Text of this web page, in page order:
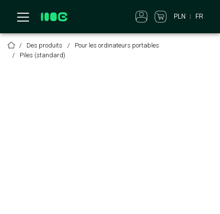
PLN FR
Des produits
Pour les ordinateurs portables
Piles (standard)